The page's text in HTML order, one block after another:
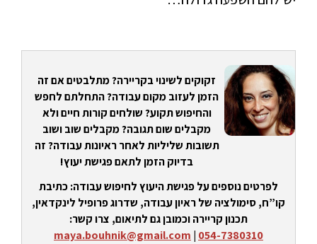
זקוקים לשינוי בקריירה? מתלבטים אם זה
הזמן לעזוב מקום עבודה? התחלתם לחפש
והחיפוש תקוע? שולחים קורות חיים ולא
מקבלים שום תגובה? מקבלים שוב ושוב
תשובות שליליות לאחר ראיונות עבודה? זה
בדיוק הזמן לתאם פגישת יעוץ!
לפרטים נוספים על פגישת היעוץ לחיפוש עבודה: כתיבת
קו”ח, סימולציה של ראיון עבודה, שדרוג פרופיל לינקדאין,
תכנון קריירה וכמובן גם לתיאום, צרו קשר:
054-7380310
|
maya.bouhnik@gmail.com